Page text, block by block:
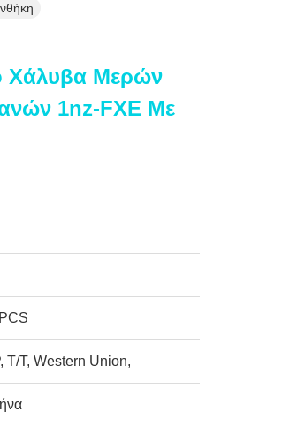
Χάλυβα Μερών
1nz-FXE Με
T/T, Western Union,